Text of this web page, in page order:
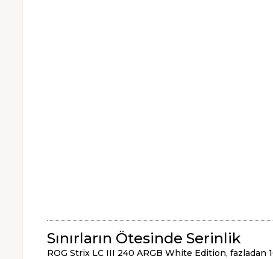
Sınırların Ötesinde Serinlik
ROG Strix LC III 240 ARGB White Edition, fazladan